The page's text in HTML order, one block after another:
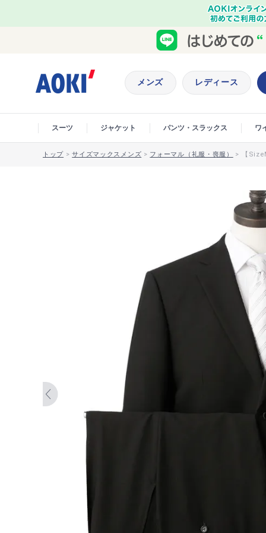
メンズ レディース
スーツ ジャケット パンツ・スラックス ワ
トップ >サイズマックスメンズ > フォーマル（礼服・喪服） > 【